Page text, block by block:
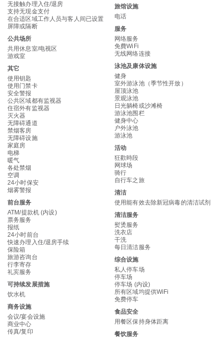
无接触办理入住/退房
支持无现金支付
在合适区域工作人员与客人间已设置
屏障或隔断
公共场所
共用休息室/电视区
游戏室
其它
使用钥匙
使用门禁卡
安全警报
公共区域都有监视器
住宿外有监视器
灭火器
无障碍通道
禁烟客房
无障碍设施
家庭房
电梯
暖气
各处禁烟
空调
24小时保安
烟雾警报
前台服务
ATM/提款机 (内设)
票务服务
报纸
24小时前台
快速办理入住/退房手续
保险箱
旅游咨询台
行李寄存
礼宾服务
可持续发展措施
饮水机
商务设施
会议/宴会设施
商业中心
传真/复印
旅馆设施
电话
服务
网络服务
免費WiFi
无线网络连接
泳池及康体设施
健身
室外游泳池（季节性开放）
屋顶泳池
景观泳池
日光躺椅或沙滩椅
游泳池围栏
健身中心
户外泳池
游泳池
活动
狂歡時段
网球场
骑行
自行车之旅
清洁
使用能有效去除新冠病毒的清洁试剂
清洁服务
熨烫服务
洗衣店
干洗
每日清洁服务
综合设施
私人停车场
停车场
停车场 (内设)
所有区域均提供WiFi
免费停车
食品安全
用餐区保持身体距离
餐饮服务